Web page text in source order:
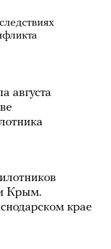
августа
Крым.
крае